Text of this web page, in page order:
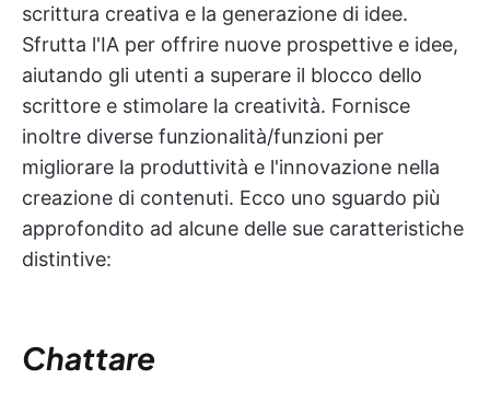
scrittura creativa e la generazione di idee.
Sfrutta l'IA per offrire nuove prospettive e idee,
aiutando gli utenti a superare il blocco dello
scrittore e stimolare la creatività. Fornisce
inoltre diverse funzionalità/funzioni per
migliorare la produttività e l'innovazione nella
creazione di contenuti. Ecco uno sguardo più
approfondito ad alcune delle sue caratteristiche
distintive:
Chattare